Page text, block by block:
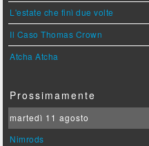
L'estate che finì due volte
Il Caso Thomas Crown
Atcha Atcha
Prossimamente
martedì 11 agosto
Nimrods